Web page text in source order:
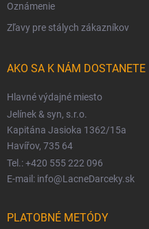
Oznámenie
Zľavy pre stálych zákazníkov
AKO SA K NÁM DOSTANETE
Hlavné výdajné miesto
Jelínek & syn, s.r.o.
Kapitána Jasioka 1362/15a
Havířov, 735 64
Tel.: +420 555 222 096
E-mail: info@LacneDarceky.sk
PLATOBNÉ METÓDY